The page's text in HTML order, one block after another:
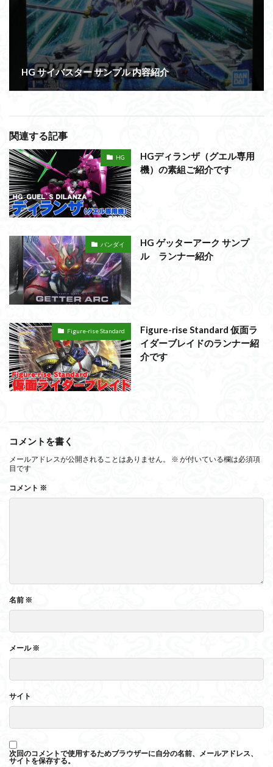
HG サイバスター サンプル 内容紹介
関連する記事
HG
HGディランザ（グエル専用
機）の素組ご紹介です
バンダイ
HG ゲッターアーク サンプ
ル ランナー紹介
Figure-rise Standard
Figure-rise Standard 仮面ラ
イダーブレイドのランナー紹
介です
コメントを書く
メールアドレスが公開されることはありません。 ※ が付いている欄は必須項
目です
コメント ※
名前 ※
メール※
サイト
次回のコメントで使用するためブラウザーに自分の名前、メールアドレス、
サイトを保存する。